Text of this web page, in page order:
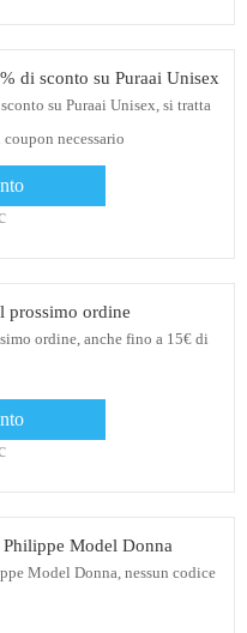
di sconto su Puraai Unisex
su Puraai Unisex, si tratta
necessario
prossimo ordine
ordine, anche fino a 15€ di
Model Donna
Model Donna, nessun codice